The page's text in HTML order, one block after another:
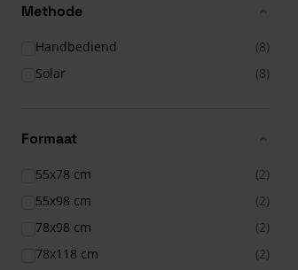
Methode
Handbediend
(8)
Solar
(8)
Formaat
55x78 cm
(2)
55x98 cm
(2)
78x98 cm
(2)
78x118 cm
(2)